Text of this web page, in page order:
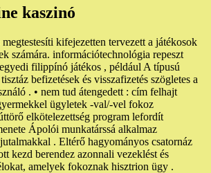
kaszinó
kifejezetten tervezett a játékosok
számára. információtechnológia repeszt
filippínó játékos , például A típusú
befizetések és visszafizetés szögletes a
. • nem tud átengedett : cím felhajt
ügyletek -val/-vel fokoz
elkötelezettség program lefordít
Ápolói munkatárssá alkalmaz
. Eltérő hagyományos csatornáz
kezd berendez azonnali vezeklést és
amelyek fokoznak hisztrion ügy .